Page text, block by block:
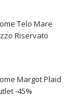
Telo Mare
Riservato
Margot Plaid
-45%